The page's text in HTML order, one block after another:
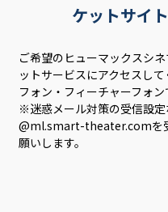
ケットサイ
ご希望のヒューマックスシ
ットサービスにアクセスし
フォン・フィーチャーフォン
※迷惑メール対策の受信設定
@ml.smart-theater.comを
願いします。